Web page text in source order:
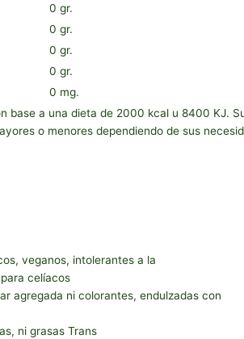
0 gr.
0 gr.
0 gr.
0 gr.
0 mg.
base a una dieta de 2000 kcal u 8400 KJ.
o menores dependiendo de sus
veganos, intolerantes a la
celíacos
agregada ni colorantes, endulzadas con
ni grasas Trans